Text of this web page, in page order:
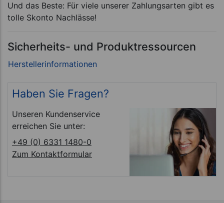
Und das Beste: Für viele unserer Zahlungsarten gibt es
tolle Skonto Nachlässe!
Sicherheits- und Produktressourcen
Haben Sie Fragen?
Unseren Kundenservice
erreichen Sie unter:
+49 (0) 6331 1480-0
Zum Kontaktformular